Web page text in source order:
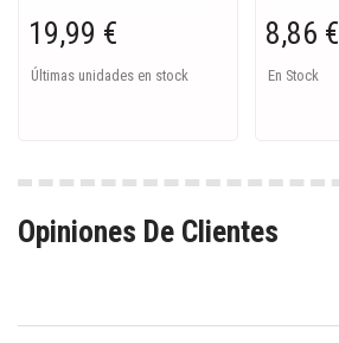
19,99 €
Últimas unidades en stock
8,86 €
En Stock
Opiniones De Clientes